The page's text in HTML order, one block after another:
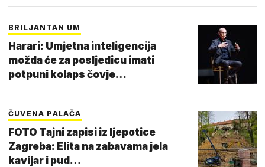
BRILJANTAN UM
Harari: Umjetna inteligencija
možda će za posljedicu imati
potpuni kolaps čovje…
ČUVENA PALAČA
FOTO Tajni zapisi iz ljepotice
Zagreba: Elita na zabavama jela
kavijar i pud…